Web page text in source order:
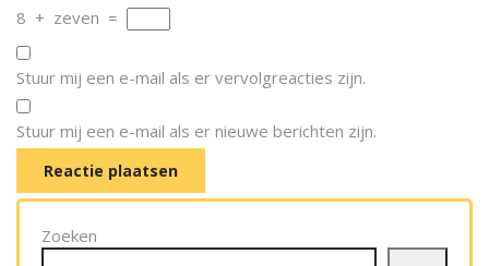
8 + zeven =
Stuur mij een e-mail als er vervolgreacties zijn.
Stuur mij een e-mail als er nieuwe berichten zijn.
Zoeken